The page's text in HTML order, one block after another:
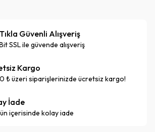
Güvenli Alışveriş
SSL ile güvende alışveriş
Kargo
₺ üzeri siparişlerinizde ücretsiz kargo!
İade
içerisinde kolay iade